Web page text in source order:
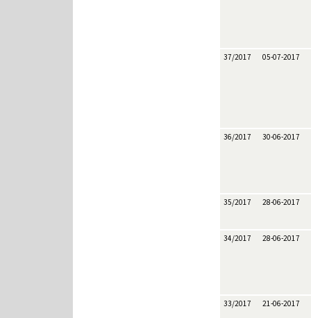
37/2017 05-07-2017
36/2017 30-06-2017
35/2017 28-06-2017
34/2017 28-06-2017
33/2017 21-06-2017